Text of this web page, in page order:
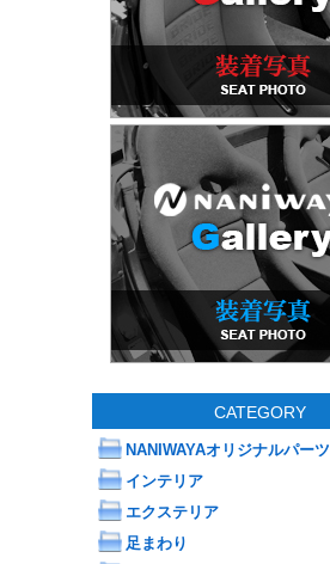
CATEGORY
NANIWAYAオリジナルパーツ
インテリア
エクステリア
足まわり